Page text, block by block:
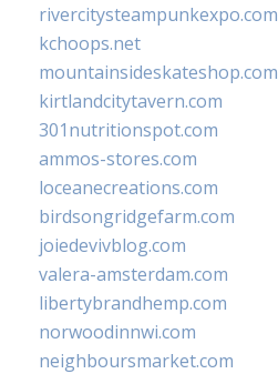
rivercitysteampunkexpo.com
kchoops.net
mountainsideskateshop.com
kirtlandcitytavern.com
301nutritionspot.com
ammos-stores.com
loceanecreations.com
birdsongridgefarm.com
joiedevivblog.com
valera-amsterdam.com
libertybrandhemp.com
norwoodinnwi.com
neighboursmarket.com